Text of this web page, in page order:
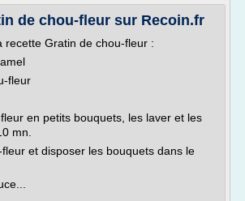
de chou-fleur sur Recoin.fr
recette Gratin de chou-fleur :
fleur
en petits bouquets, les laver et les
mn.
et disposer les bouquets dans le